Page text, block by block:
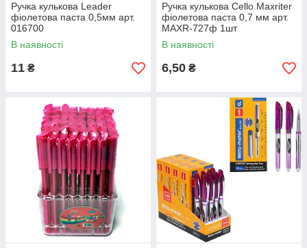
Ручка кулькова Leader
фіолетова паста 0,5мм арт.
016700
В наявності
11 ₴
Ручка кулькова Cello Maxriter
фіолетова паста 0,7 мм арт.
MAXR-727ф 1шт
В наявності
6,50 ₴